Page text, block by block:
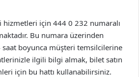
hizmetleri için 444 0 232 numaralı
Bu numara üzerinden
saat boyunca müşteri temsilcilerine
ilgili bilgi almak, bilet satın
için bu hattı kullanabilirsiniz.